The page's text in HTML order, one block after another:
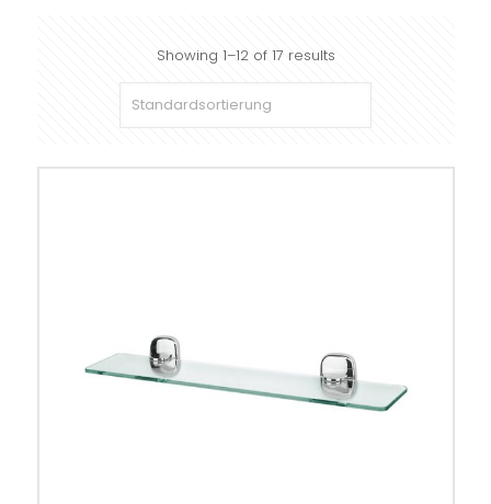
Showing 1–12 of 17 results